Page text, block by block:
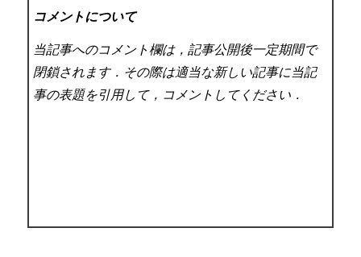
コメントについて
当記事へのコメント欄は，記事公開後一定期間で
閉鎖されます．その際は適当な新しい記事に当記
事の表題を引用して，コメントしてください．